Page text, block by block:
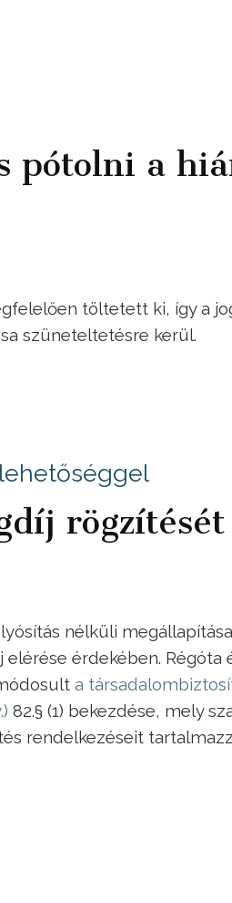
pótolni a
töltetett ki, így a
szüneteltetésre kerül.
nélküli
érdekében. Régóta
a
82.§ (1) bekezdése, mely
rendelkezéseit